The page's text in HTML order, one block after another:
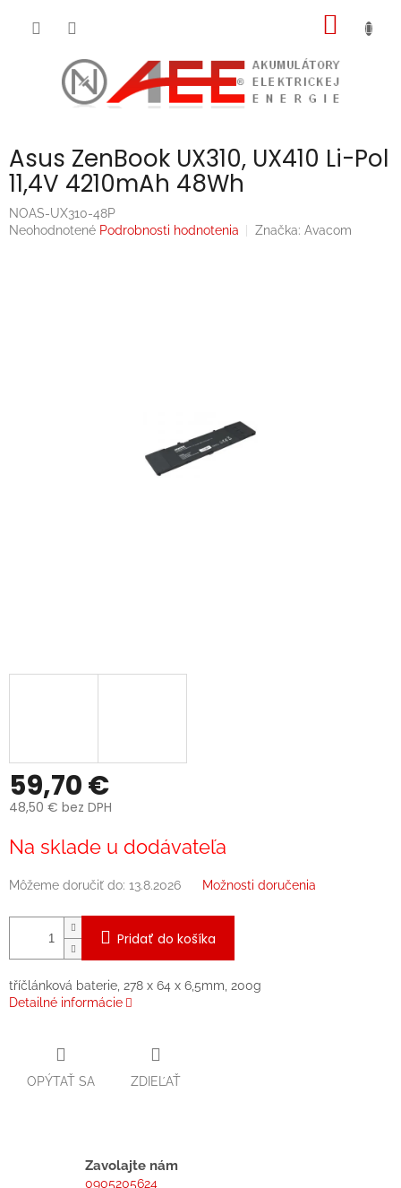
Asus ZenBook UX310, UX410 Li-Pol
11,4V 4210mAh 48Wh
NOAS-UX310-48P
Priemerné
Neohodnotené Podrobnosti hodnotenia Značka: Avacom
59,70 €
48,50 € bez DPH
cena:
Na sklade u dodávateľa
Môžeme doručiť do: 13.8.2026 Možnosti doručenia
Pridať do košíka
tříčlánková baterie, 278 x 64 x 6,5mm, 200g
Detailné informácie
OPÝTAŤ SA ZDIEĽAŤ
Zavolajte nám
0905205624